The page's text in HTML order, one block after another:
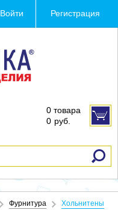
Войти Регистрация
0 товара
0 руб.
Фурнитура Хольнитены